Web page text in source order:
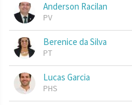
Anderson Racilan
PV
Berenice da Silva
PT
Lucas Garcia
PHS